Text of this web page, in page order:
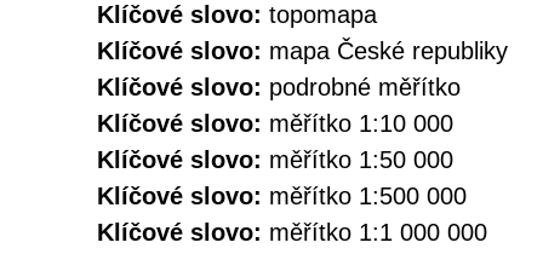
Klíčové slovo: topomapa
Klíčové slovo: mapa České republiky
Klíčové slovo: podrobné měřítko
Klíčové slovo: měřítko 1:10 000
Klíčové slovo: měřítko 1:50 000
Klíčové slovo: měřítko 1:500 000
Klíčové slovo: měřítko 1:1 000 000